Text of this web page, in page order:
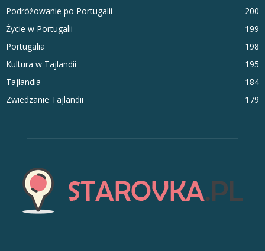
Podróżowanie po Portugalii
200
Życie w Portugalii
199
Portugalia
198
Kultura w Tajlandii
195
Tajlandia
184
Zwiedzanie Tajlandii
179